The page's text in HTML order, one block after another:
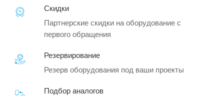
Скидки
Партнерские скидки на оборудование с
первого обращения
Резервирование
Резерв оборудования под ваши проекты
Подбор аналогов